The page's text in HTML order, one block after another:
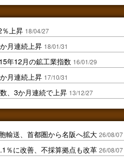
上昇 18/04/27
月連続上昇 18/01/31
年12月の鉱工業指数 16/01/29
月連続上昇 17/10/31
、3か月連続で上昇 13/12/27
輸送、首都圏から名阪へ拡大 26/08/07
％に改善、不採算拠点も改革 26/08/07